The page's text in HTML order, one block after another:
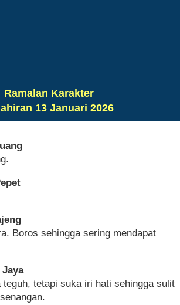
Ramalan Karakter
13 Januari 2026
Boros sehingga sering mendapat
teguh, tetapi suka iri hati sehingga sulit